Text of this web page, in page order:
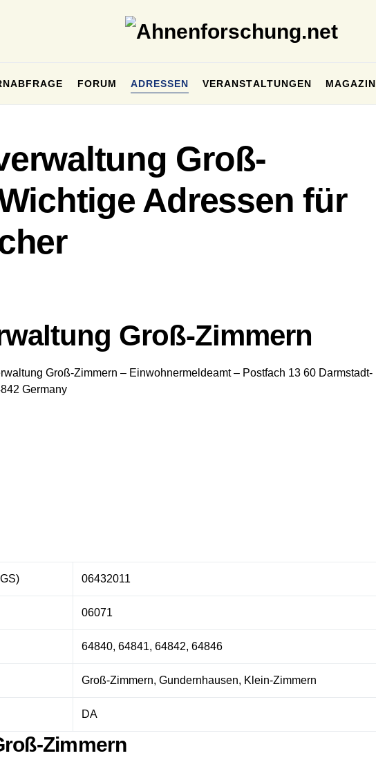
FORUM ADRESSEN VERANSTALTUNGEN MAGAZIN
Groß-
Adressen für
Groß-Zimmern
Groß-Zimmern – Einwohnermeldeamt – Postfach 13 60 Darmstadt-
Germany
06432011
06071
64840, 64841, 64842, 64846
Groß-Zimmern, Gundernhausen, Klein-Zimmern
DA
Zimmern